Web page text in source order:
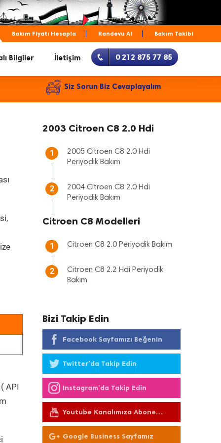
Bakım Fiyatı Hesapla Randevu Al Bakım Takibi
Bilgiler İletişim 0 212 875 77 85
Siz Sorun Biz Cevaplayalım
API
2003 Citroen C8 2.0 Hdi
1
2005 Citroen C8 2.0 Hdi
Periyodik Bakım
2
2004 Citroen C8 2.0 Hdi
Periyodik Bakım
Citroen C8 Modelleri
1 Citroen C8 2.0 Periyodik Bakım
2
Citroen C8 2.2 Hdi Periyodik
Bakım
Bizi Takip Edin
Facebook Sayfamızı Beğenin
Twitter'da Takip Edin
Instagram'da Takip Edin
Youtube Kanalımıza Abone
Olun
Google Business Sayfamız